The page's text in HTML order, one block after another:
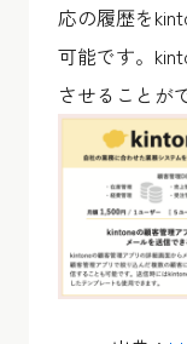
応の履歴を
可能です。
させることが